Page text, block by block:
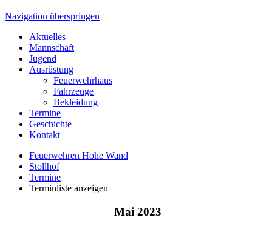
Navigation überspringen
Aktuelles
Mannschaft
Jugend
Ausrüstung
Feuerwehrhaus
Fahrzeuge
Bekleidung
Termine
Geschichte
Kontakt
Feuerwehren Hohe Wand
Stollhof
Termine
Terminliste anzeigen
Mai 2023